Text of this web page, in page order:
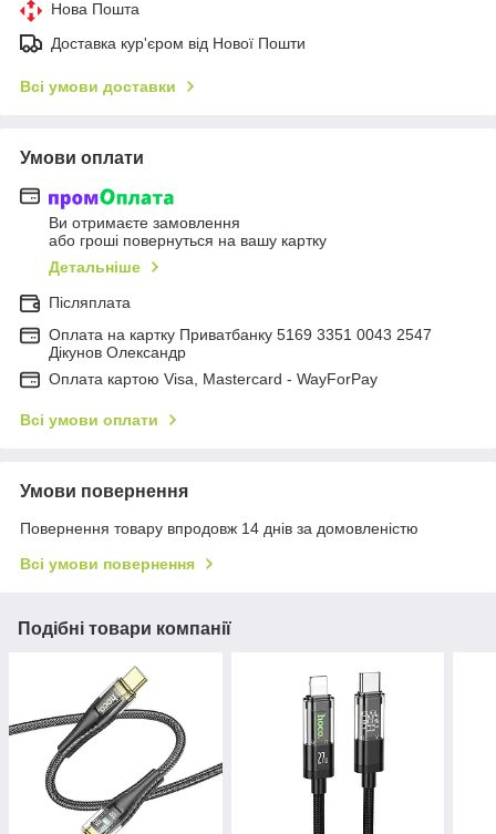
Нова Пошта
Доставка кур'єром від Нової Пошти
Всі умови доставки
Умови оплати
Ви отримаєте замовлення
або гроші повернуться на вашу картку
Детальніше
Післяплата
Оплата на картку Приватбанку 5169 3351 0043 2547
Дікунов Олександр
Оплата картою Visa, Mastercard - WayForPay
Всі умови оплати
Умови повернення
Повернення товару впродовж 14 днів за домовленістю
Всі умови повернення
Подібні товари компанії